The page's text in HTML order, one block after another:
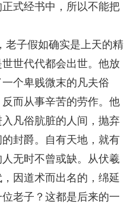
式经书中，所以不能把
老子假如确实是上天的精
世代代都会出世。他放
个卑贱微末的凡夫俗
而从事辛苦的劳作。他
凡俗肮脏的人间，抛弃
封爵。自有天地，就有
无时不曾或缺。从伏羲
因道术而出名的，绵延
老子？这都是后来的一